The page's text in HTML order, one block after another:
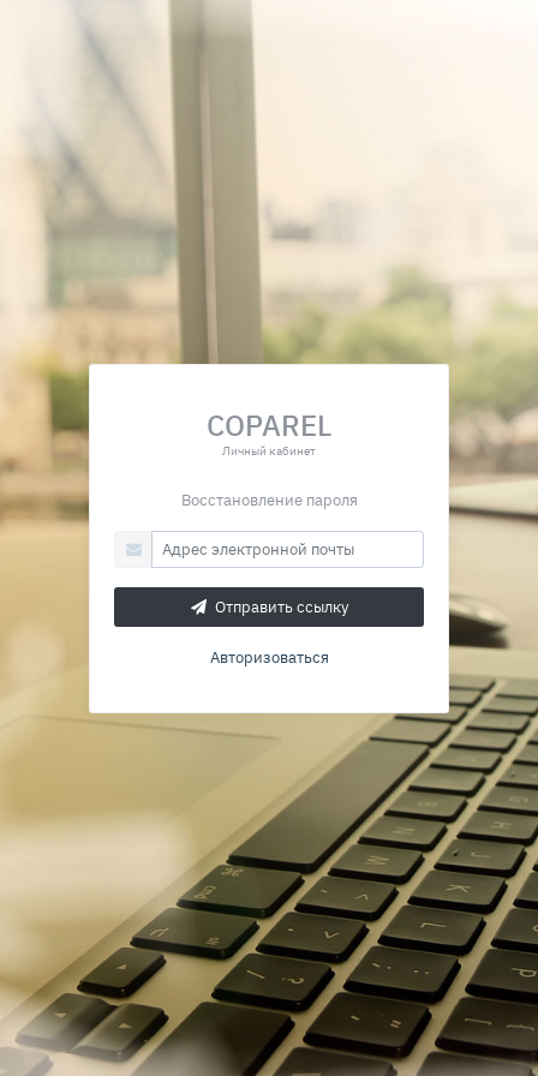
COPAREL
Личный кабинет
Восстановление пароля
Отправить ссылку
Авторизоваться